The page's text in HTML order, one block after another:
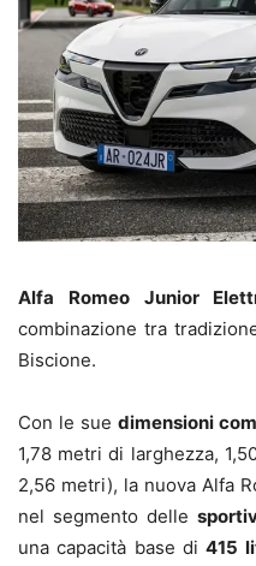
Alfa Romeo Junior
combinazione tra
Biscione.
Con le sue dimensioni
1,78 metri di larghezza,
2,56 metri), la nuova Alfa
nel segmento delle
una capacità base di415